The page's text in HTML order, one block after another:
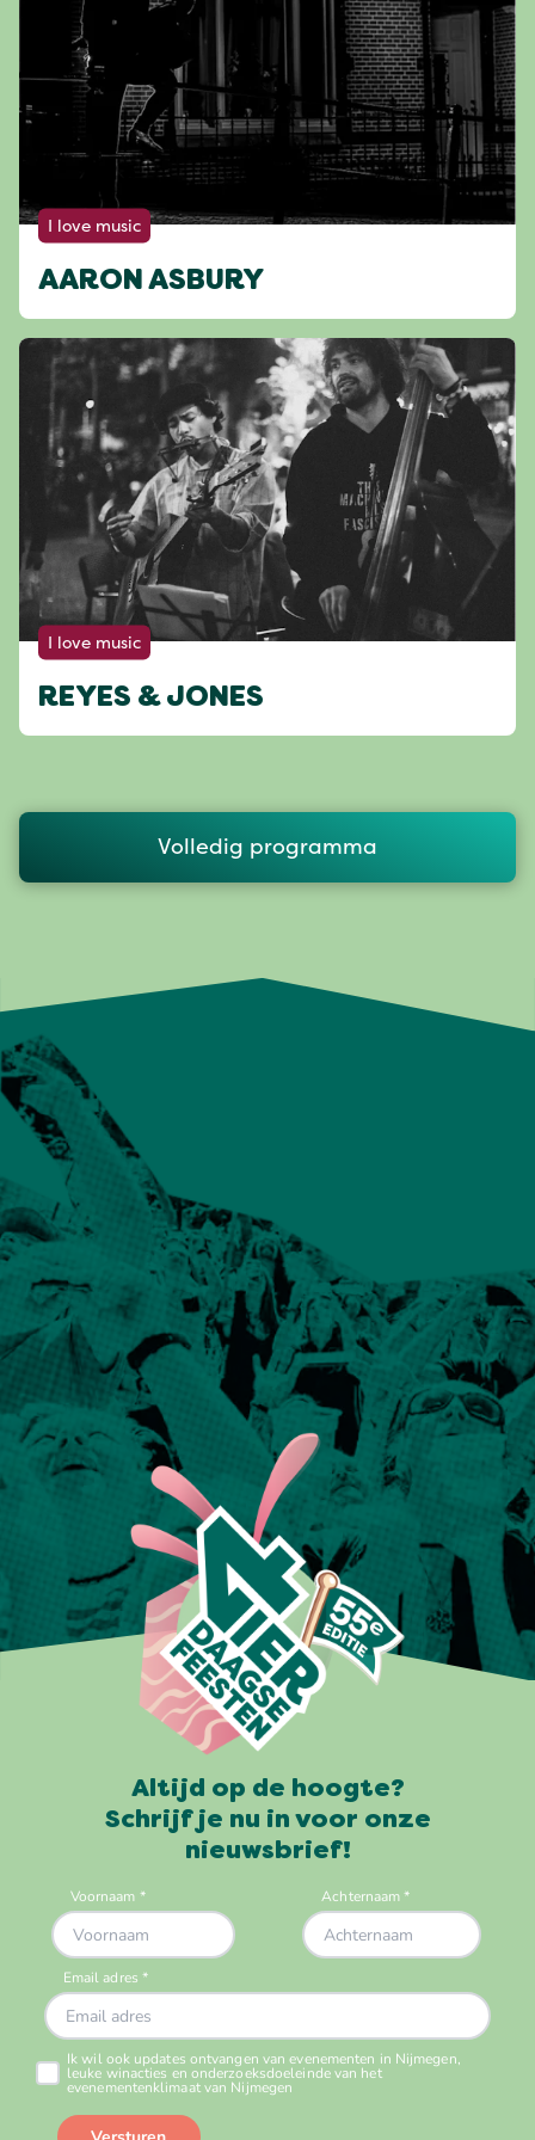
I love music
AARON ASBURY
I love music
REYES & JONES
Volledig programma
Altijd op de hoogte?
Schrijf je nu in voor onze
nieuwsbrief!